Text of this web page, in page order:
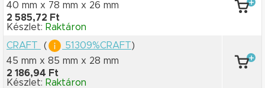
40 mm x 78 mm x 26 mm
2 585,72 Ft
Készlet: Raktáron
CRAFT
( 51309%CRAFT)
45 mm x 85 mm x 28 mm
2 186,94 Ft
Készlet: Raktáron